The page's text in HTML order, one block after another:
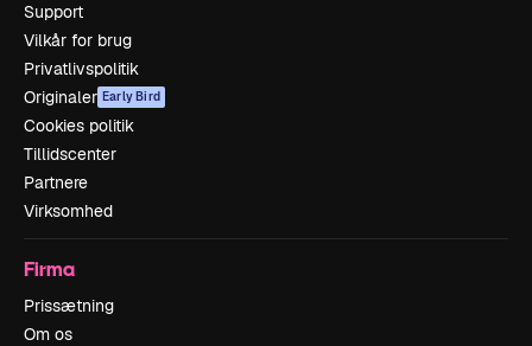
Support
Vilkår for brug
Privatlivspolitik
Originaler Early Bird
Cookies politik
Tillidscenter
Partnere
Virksomhed
Firma
Prissætning
Om os